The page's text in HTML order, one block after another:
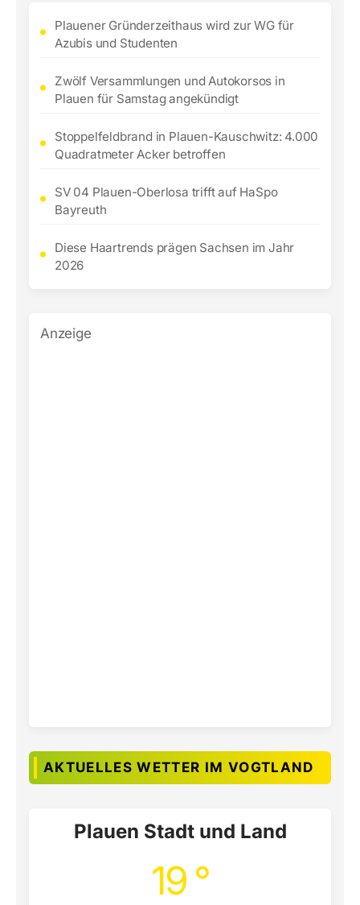
Plauener Gründerzeithaus wird zur WG für
Azubis und Studenten
Zwölf Versammlungen und Autokorsos in
Plauen für Samstag angekündigt
Stoppelfeldbrand in Plauen-Kauschwitz: 4.000
Quadratmeter Acker betroffen
SV 04 Plauen-Oberlosa trifft auf HaSpo
Bayreuth
Diese Haartrends prägen Sachsen im Jahr
2026
Anzeige
AKTUELLES WETTER IM VOGTLAND
Plauen Stadt und Land
19 °